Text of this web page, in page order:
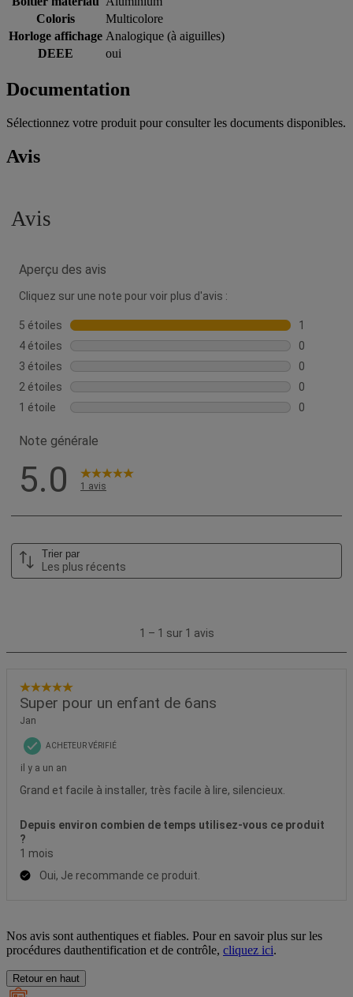
Coloris
Multicolore
Horloge affichage Analogique (à aiguilles)
DEEE
oui
Documentation
Sélectionnez votre produit pour consulter les documents disponibles.
Avis
Nos avis sont authentiques et fiables. Pour en savoir plus sur les
procédures dauthentification et de contrôle, cliquez ici.
Retour en haut